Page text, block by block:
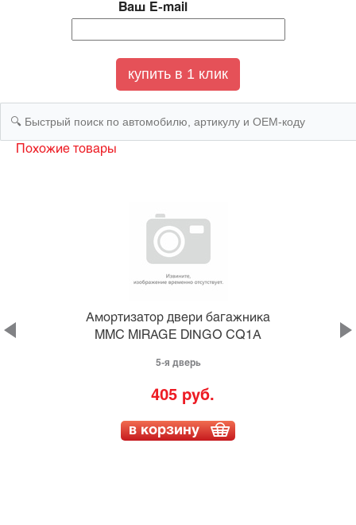
Ваш E-mail
Похожие товары
Амортизатор двери багажника
MMC MIRAGE DINGO CQ1A
5-я дверь
405 руб.
в корзину